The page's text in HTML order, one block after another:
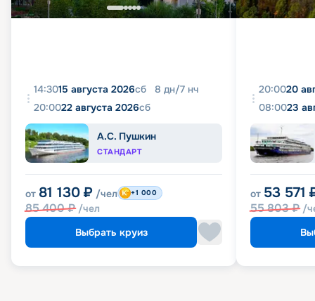
14:3015 августа 2026сб 8 дн/7 нч
20:0022 августа 2026сб
А.С. Пушкин
СТАНДАРТ
от 81 130 ₽ /чел
85 400₽ /чел
+1 000
Выбрать круиз
20:0020
08:0023
от 53 571
55 803₽ /